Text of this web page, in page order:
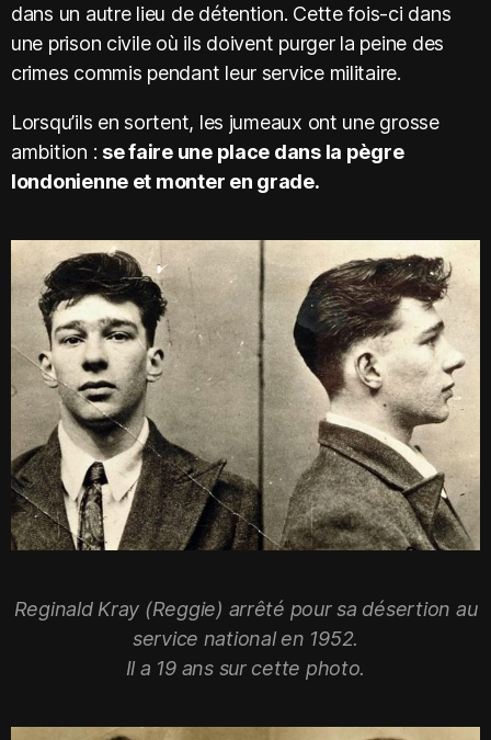
dans un autre lieu de détention. Cette fois-ci dans
une prison civile où ils doivent purger la peine des
crimes commis pendant leur service militaire.
Lorsqu’ils en sortent, les jumeaux ont une grosse
ambition : se faire une place dans la pègre
londonienne et monter en grade.
Reginald Kray (Reggie) arrêté pour sa désertion au
service national en 1952.
Il a 19 ans sur cette photo.